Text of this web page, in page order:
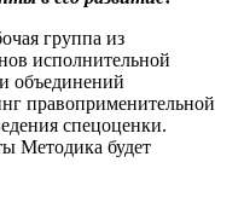
группа из
исполнительной
объединений
правоприменительной
спецоценки.
Методика будет